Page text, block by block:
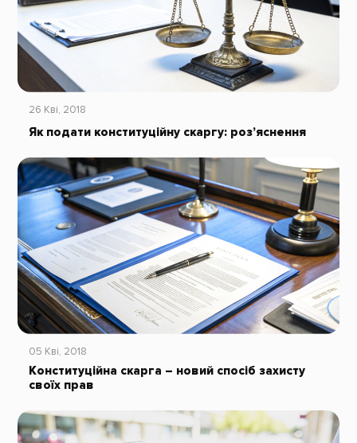
26 Кві, 2018
Як подати конституційну скаргу: роз’яснення
05 Кві, 2018
Конституційна скарга – новий спосіб захисту
своїх прав